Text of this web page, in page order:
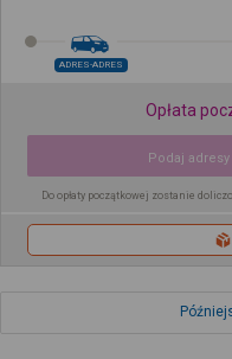
ADRES-ADRES
Opłata
Podaj
Do opłaty początkowej zostanie